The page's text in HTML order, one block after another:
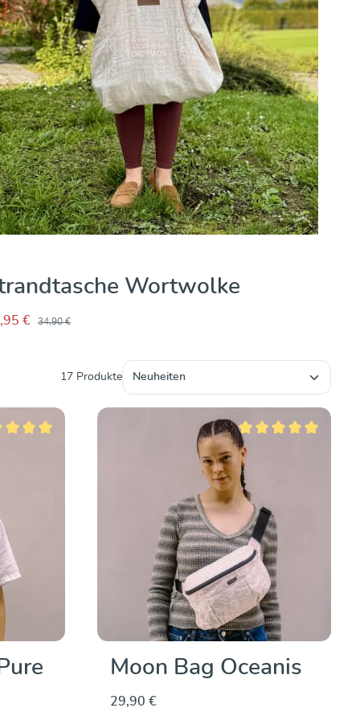
Wortwolke
€ 34,90 €
Entdecken & Kaufen
17 Produkte
Bewertung von 5 von 5 Sternen Durchschnittliche
Moon Bag Oceanis
29,90 €